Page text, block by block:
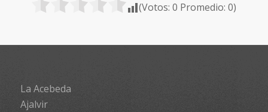
(Votos:0 Promedio:0)
La Acebeda
Ajalvir